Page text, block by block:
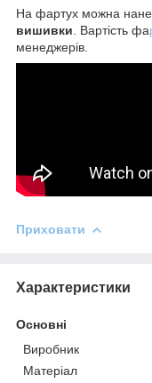
На фартух можна
вишивки . Вартість фа
менеджерів.
Приховати
Характеристики
Основні
Виробник
Матеріал